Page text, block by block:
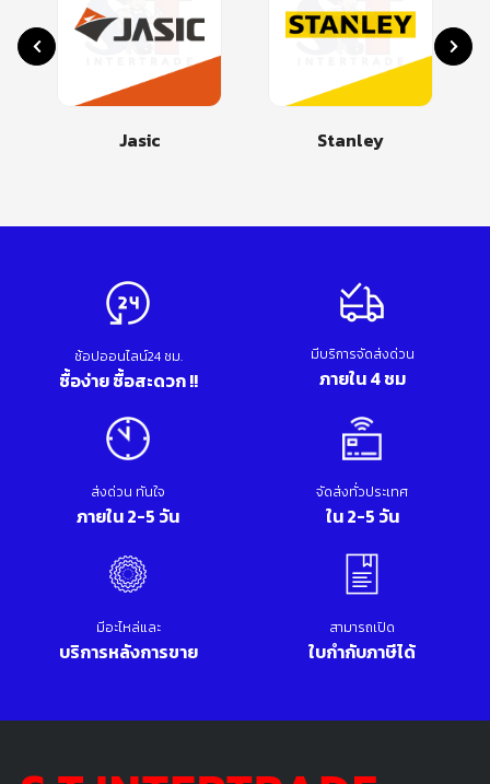
Jasic Stanley
ช้อปออนไลน์24 ชม.
ซื้อง่าย ซื้อสะดวก !!
มีบริการจัดส่งด่วน
ภายใน 4 ชม
ส่งด่วน ทันใจ
ภายใน 2-5 วัน
จัดส่งทั่วประเทศ
ใน 2-5 วัน
มีอะไหล่และ
บริการหลังการขาย
สามารถเปิด
ใบกำกับภาษีได้